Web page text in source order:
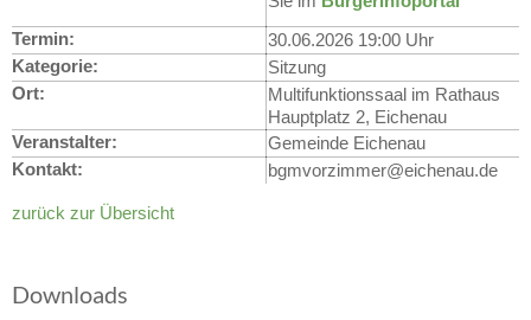
Termin:
30.06.2026 19:00 Uhr
Kategorie:
Sitzung
Ort:
Multifunktionssaal im Rathaus
Hauptplatz 2, Eichenau
Veranstalter:
Gemeinde Eichenau
Kontakt:
bgmvorzimmer@eichenau.de
zurück zur Übersicht
Downloads